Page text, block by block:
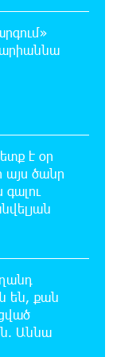
մասին
Յունիբանկի
ճանապարհը
քվեն.
առաջ
դուրս
է օր
ծանր
են, քան
Աննա